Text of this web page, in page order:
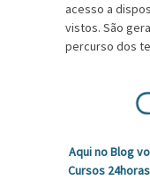
acesso a
vistos. São
percurso dos
Aqui no Blog
Cursos